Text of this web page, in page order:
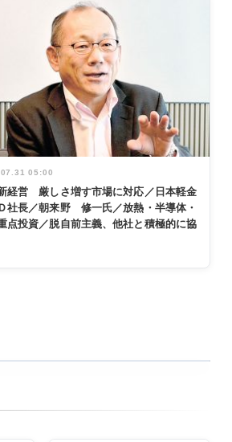
05:00
経営 厳しさ増す市場に対応／日本軽金
社長／朝来野 修一氏／放熱・半導体・
点投資／脱自前主義、他社と積極的に協